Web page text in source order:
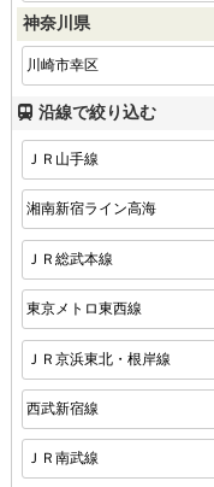
神奈川県
川崎市幸区
沿線で絞り込む
ＪＲ山手線
湘南新宿ライン高海
ＪＲ総武本線
東京メトロ東西線
ＪＲ京浜東北・根岸線
西武新宿線
ＪＲ南武線